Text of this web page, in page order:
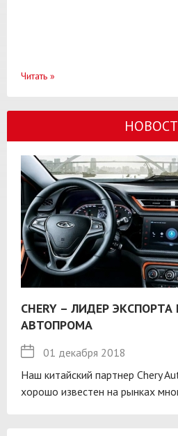
Читать »
CHERY – ЛИДЕР
АВТОПРОМА
01 декабря 2018
Наш китайский партнер Chery
хорошо известен на рынках